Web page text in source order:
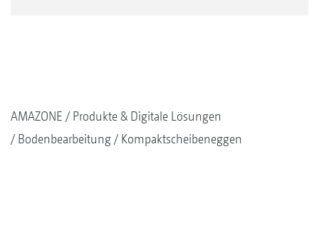
AMAZONE
Produkte & Digitale Lösungen
Bodenbearbeitung
Kompaktscheibeneggen